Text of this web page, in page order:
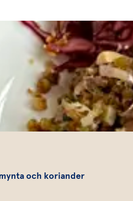
och koriander